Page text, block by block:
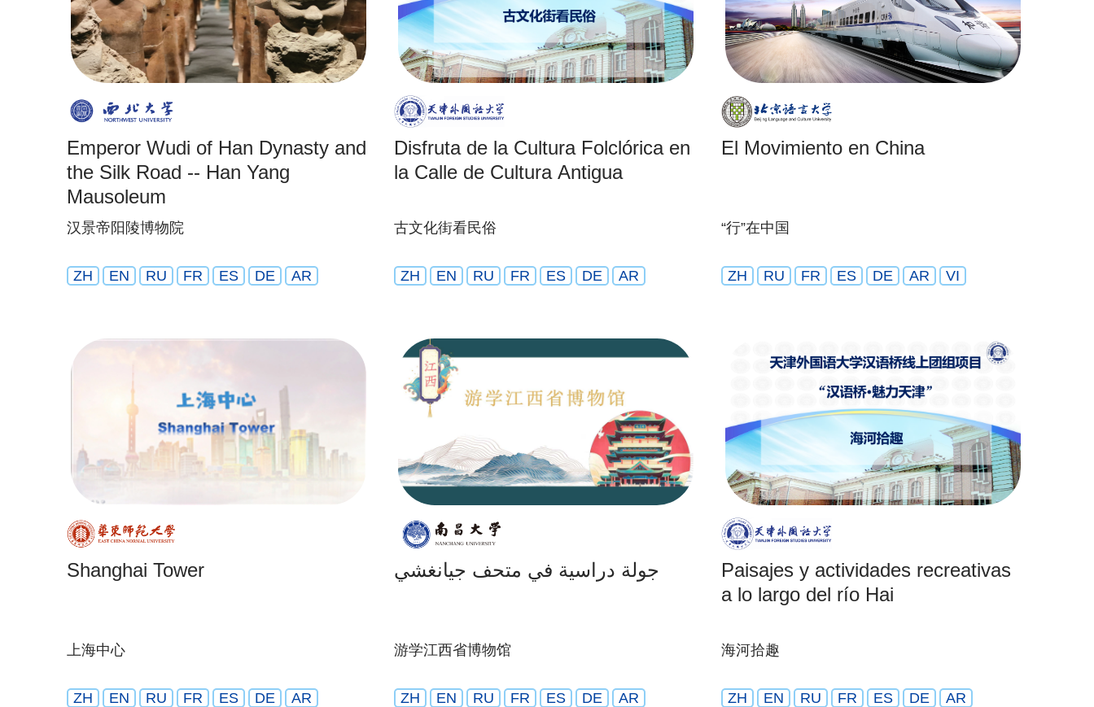
Emperor Wudi of Han Dynasty and
the Silk Road -- Han Yang
Mausoleum
汉景帝阳陵博物院
ZH EN RU FR ES DE AR
Disfruta de la Cultura Folclórica en
la Calle de Cultura Antigua
古文化街看民俗
ZH EN RU FR ES DE AR
El Movimiento en China
“行”在中国
ZH RU FR ES DE AR VI
Shanghai Tower
上海中心
ZH EN RU FR ES DE AR
جولة دراسية في متحف جيانغشي
游学江西省博物馆
ZH EN RU FR ES DE AR
Paisajes y actividades recreativas
a lo largo del río Hai
海河拾趣
ZH EN RU FR ES DE AR